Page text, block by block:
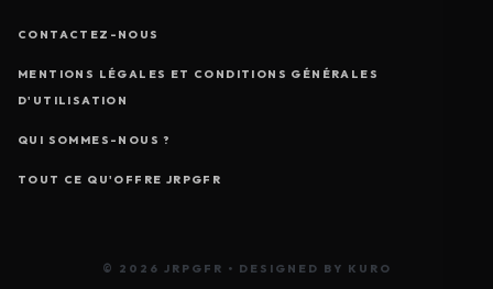
CONTACTEZ-NOUS
MENTIONS LÉGALES ET CONDITIONS GÉNÉRALES
D'UTILISATION
QUI SOMMES-NOUS ?
TOUT CE QU'OFFRE JRPGFR
© 2026 JRPGFR • DESIGNED BY KURO